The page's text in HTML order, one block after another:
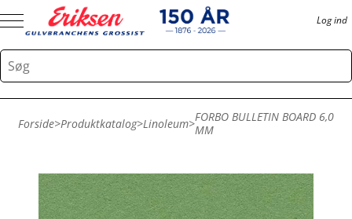
Log ind
Forside>Produktkatalog>Linoleum>FORBO BULLETIN BOARD 6,0
MM